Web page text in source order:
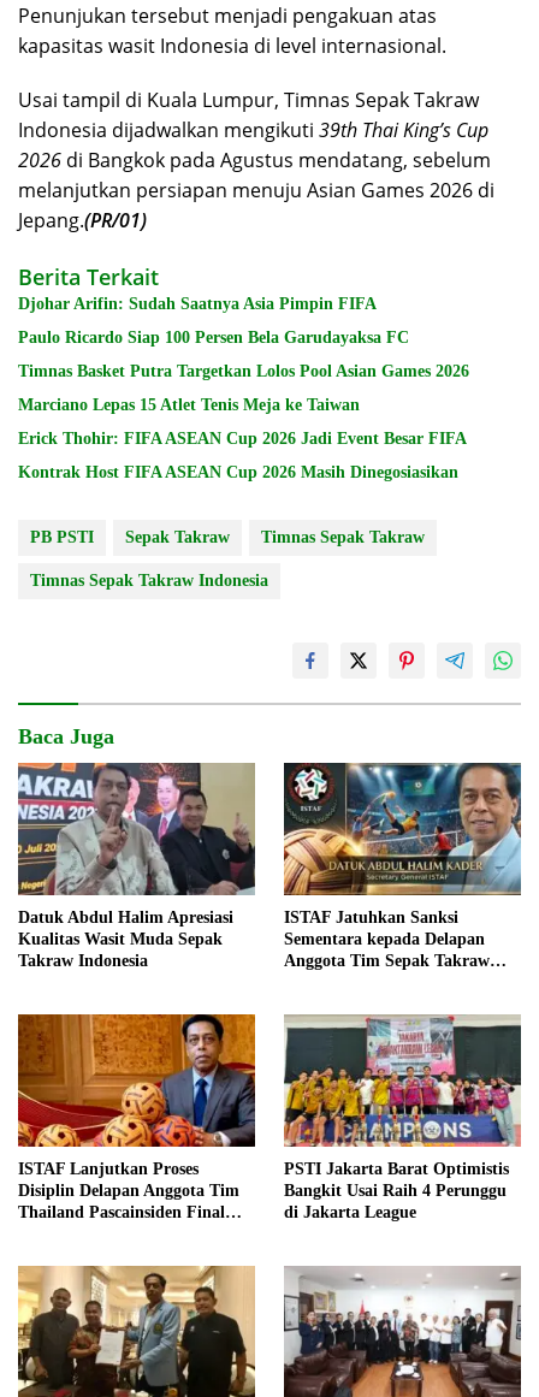
Penunjukan tersebut menjadi pengakuan atas
kapasitas wasit Indonesia di level internasional.
Usai tampil di Kuala Lumpur, Timnas Sepak Takraw
Indonesia dijadwalkan mengikuti 39th Thai King’s Cup
2026 di Bangkok pada Agustus mendatang, sebelum
melanjutkan persiapan menuju Asian Games 2026 di
Jepang.(PR/01)
Berita Terkait
Djohar Arifin: Sudah Saatnya Asia Pimpin FIFA
Paulo Ricardo Siap 100 Persen Bela Garudayaksa FC
Timnas Basket Putra Targetkan Lolos Pool Asian Games 2026
Marciano Lepas 15 Atlet Tenis Meja ke Taiwan
Erick Thohir: FIFA ASEAN Cup 2026 Jadi Event Besar FIFA
Kontrak Host FIFA ASEAN Cup 2026 Masih Dinegosiasikan
PB PSTI Sepak Takraw Timnas Sepak Takraw
Timnas Sepak Takraw Indonesia
Baca Juga
Datuk Abdul Halim Apresiasi
Kualitas Wasit Muda Sepak
Takraw Indonesia
ISTAF Jatuhkan Sanksi
Sementara kepada Delapan
Anggota Tim Sepak Takraw
ISTAF Lanjutkan Proses
Disiplin Delapan Anggota Tim
Thailand Pascainsiden Final
PSTI Jakarta Barat Optimistis
Bangkit Usai Raih 4 Perunggu
di Jakarta League